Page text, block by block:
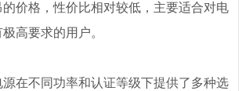
的价格，性价比相对较低，主要适合对电
高要求的用户。
在不同功率和认证等级下提供了多种选